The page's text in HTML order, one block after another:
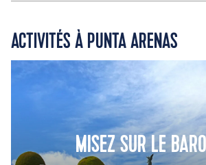
ACTIVITÉS À PUNTA ARENAS
MISEZ SUR LE